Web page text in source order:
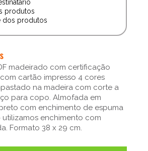
produtos
dos produtos
madeirado com certificação
cartão impresso 4 cores
na madeira com corte a
para copo. Almofada em
com enchimento de espuma
enchimento com
Formato 38 x 29 cm.